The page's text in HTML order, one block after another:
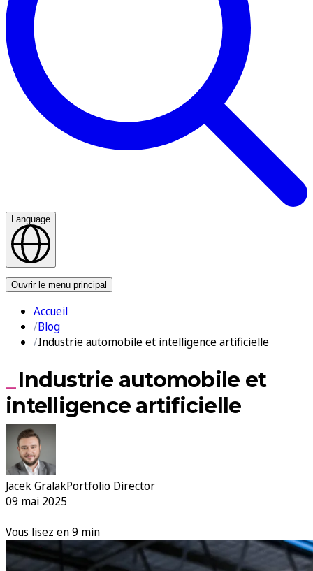
Language
Ouvrir le menu principal
Accueil
Blog
Industrie automobile et intelligence artificielle
Industrie automobile et
intelligence artificielle
Jacek GralakPortfolio Director
09 mai 2025
Vous lisez en 9 min